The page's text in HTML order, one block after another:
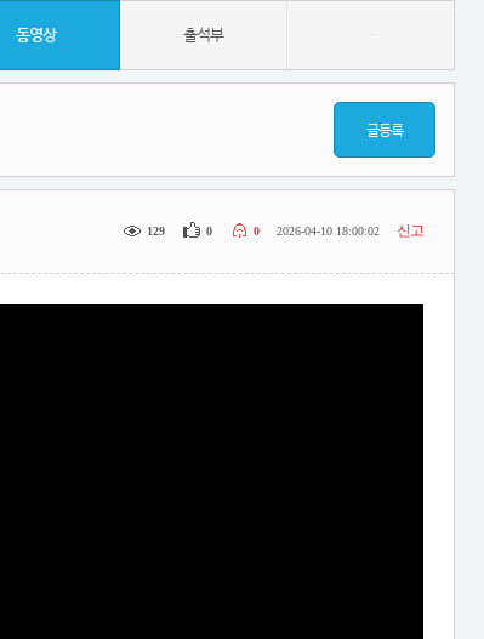
동영상 출석부 -
글등록
129 0 0 2026-04-10 18:00:02 신고